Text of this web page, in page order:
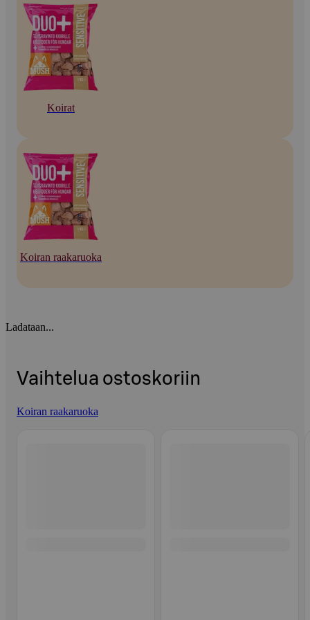
Koirat
Koiran raakaruoka
Ladataan...
Vaihtelua ostoskoriin
Koiran raakaruoka